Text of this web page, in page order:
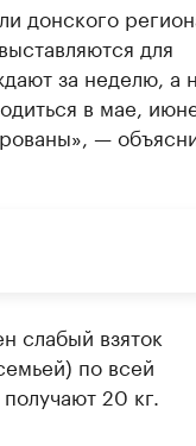
донского
для
за неделю, а
в мае,
—
слабый взяток
по всей
20 кг.